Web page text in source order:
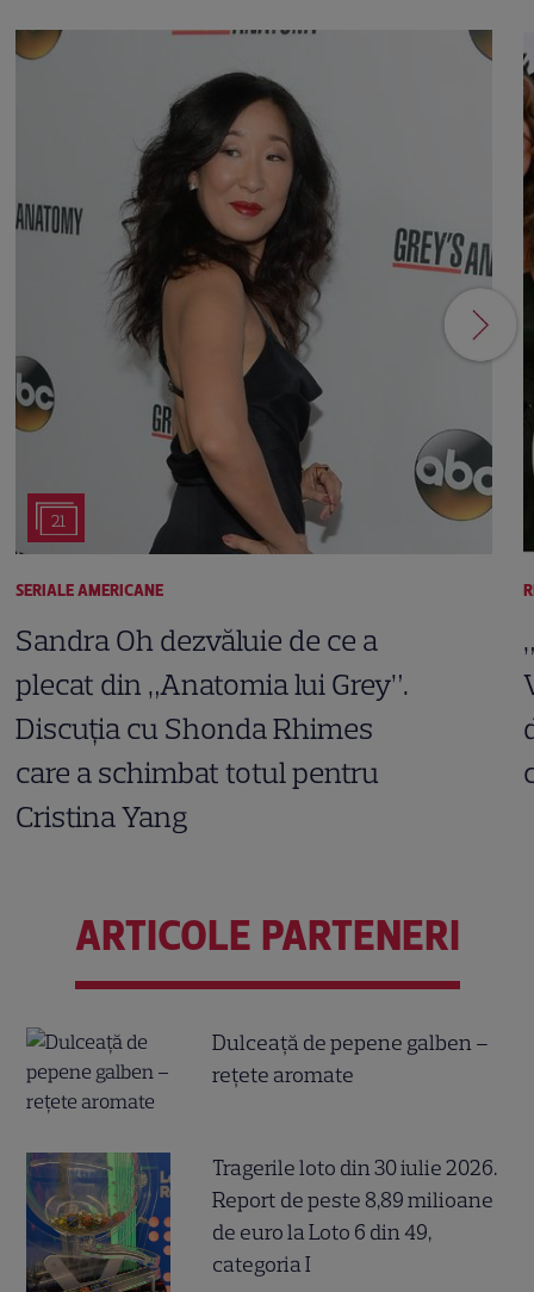
21
SERIALE AMERICANE
Sandra Oh dezvăluie de ce a
plecat din „Anatomia lui Grey”.
Discuția cu Shonda Rhimes
care a schimbat totul pentru
Cristina Yang
ARTICOLE PARTENERI
Dulceață de pepene galben –
rețete aromate
Tragerile loto din 30 iulie 2026.
Report de peste 8,89 milioane
de euro la Loto 6 din 49,
categoria I